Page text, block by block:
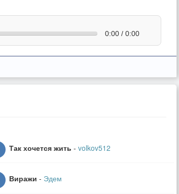
0:00 / 0:00
Так хочется жить - volkov512
Виражи - Эдем